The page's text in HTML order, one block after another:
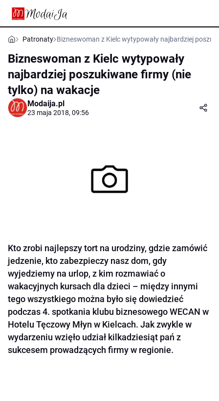
Patronaty Bizneswoman z Kielc wytypowały najbardziej
Bizneswoman z Kielc wytypowały
najbardziej poszukiwane firmy (nie
tylko) na wakacje
Modaija.pl
23 maja 2018, 09:56
Kto zrobi najlepszy tort na urodziny, gdzie zamówić
jedzenie, kto zabezpieczy nasz dom, gdy
wyjedziemy na urlop, z kim rozmawiać o
wakacyjnych kursach dla dzieci – między innymi
tego wszystkiego można było się dowiedzieć
podczas 4. spotkania klubu biznesowego WECAN w
Hotelu Tęczowy Młyn w Kielcach. Jak zwykle w
wydarzeniu wzięło udział kilkadziesiąt pań z
sukcesem prowadzących firmy w regionie.